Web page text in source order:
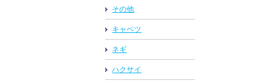
その他
キャベツ
ネギ
ハクサイ